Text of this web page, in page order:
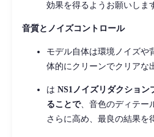
効果を得るようお願いしま
音質とノイズコントロール
モデル自体は環境ノイズや
体的にクリーンでクリアな
は NS1ノイズリダクション
ることで、音色のディテー
さらに高め、最良の結果を